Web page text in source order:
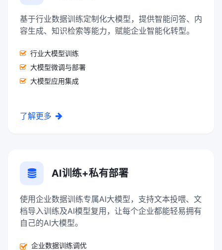
基于行业数据训练定制化大模型，提供智能问答、内
容生成、知识检索等能力，赋能企业智能化转型。
行业大模型训练
大模型微调与部署
大模型应用集成
了解更多
AI训练+私有部署
使用企业数据训练专属AI大模型，支持文本投喂、文
档导入训练及AI模型复用，让每个企业都能轻易拥有
自己的AI大模型。
企业数据训练调优